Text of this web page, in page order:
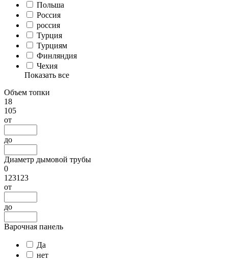
Польша
Россия
россия
Турция
Турциям
Финляндия
Чехия
Показать все
Объем топки
18
105
от
до
Диаметр дымовой трубы
0
123123
от
до
Варочная панель
Да
нет